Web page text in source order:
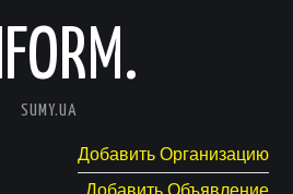
SUMY.UA
Добавить Организацию
Добавить Объявление